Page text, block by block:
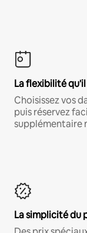
La flexibilité
Choisissez vos
puis réservez
supplémentaire
La simplicité du